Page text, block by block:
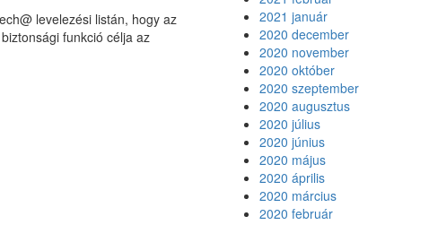
levelezési listán, hogy az
funkció célja az
2021 január
2020 december
2020 november
2020 október
2020 szeptember
2020 augusztus
2020 július
2020 június
2020 május
2020 április
2020 március
2020 február